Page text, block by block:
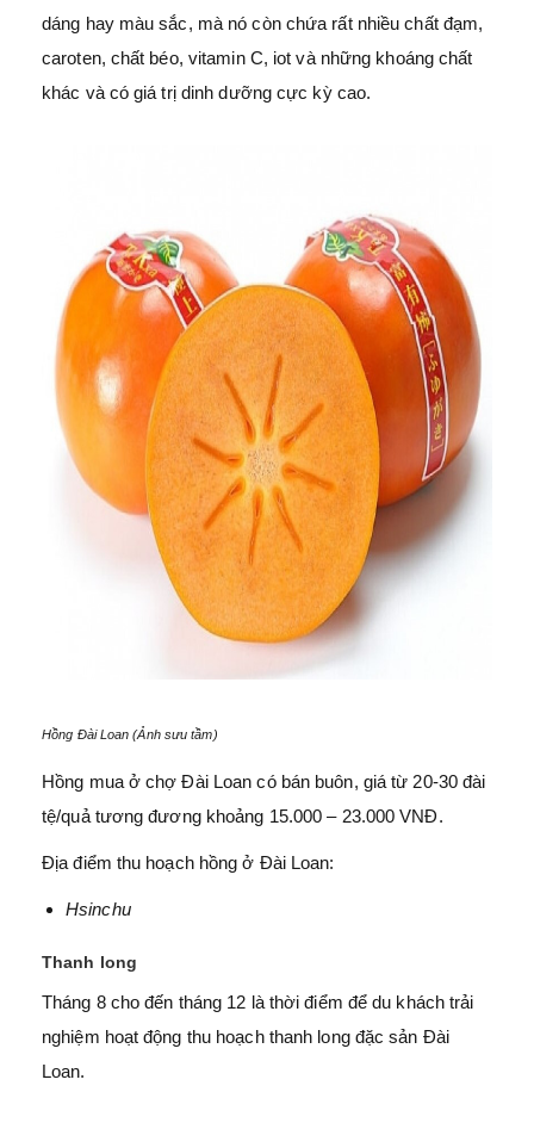
dáng hay màu sắc, mà nó còn chứa rất nhiều chất đạm,
caroten, chất béo, vitamin C, iot và những khoáng chất
khác và có giá trị dinh dưỡng cực kỳ cao.
Hồng Đài Loan (Ảnh sưu tầm)
Hồng mua ở chợ Đài Loan có bán buôn, giá từ 20-30 đài
tệ/quả tương đương khoảng 15.000 – 23.000 VNĐ.
Địa điểm thu hoạch hồng ở Đài Loan:
Hsinchu
Thanh long
Tháng 8 cho đến tháng 12 là thời điểm để du khách trải
nghiệm hoạt động thu hoạch thanh long đặc sản Đài
Loan.